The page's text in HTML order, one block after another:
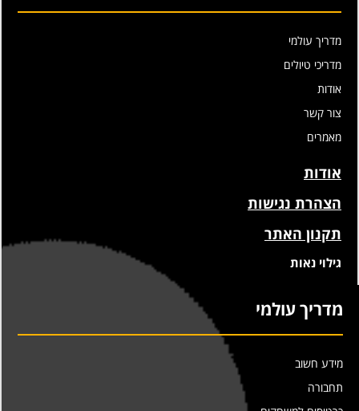
מדריך עולמי
מדריכי טיולים
אודות
צור קשר
מאמרים
אודות
הצהרת נגישות
תקנון האתר
גילוי נאות
מדריך עולמי
מידע חשוב
תחבורה